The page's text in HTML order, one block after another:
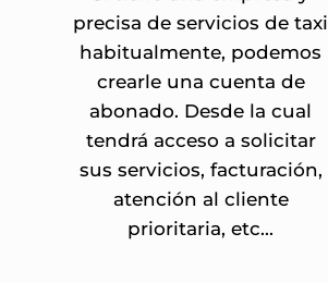
precisa de servicios de taxi
habitualmente, podemos
crearle una cuenta de
abonado. Desde la cual
tendrá acceso a solicitar
sus servicios, facturación,
atención al cliente
prioritaria, etc...